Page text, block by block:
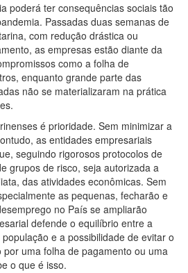
poderá ter consequências sociais tão
Passadas duas semanas de
com redução drástica ou
as empresas estão diante da
como a folha de
enquanto grande parte das
não se materializaram na prática
é prioridade. Sem minimizar a
as entidades empresariais
seguindo rigorosos protocolos de
grupos de risco, seja autorizada a
das atividades econômicas. Sem
as pequenas, fecharão e
no País se ampliarão
defende o equilíbrio entre a
e a possibilidade de evitar o
uma folha de pagamento ou uma
o que é isso.